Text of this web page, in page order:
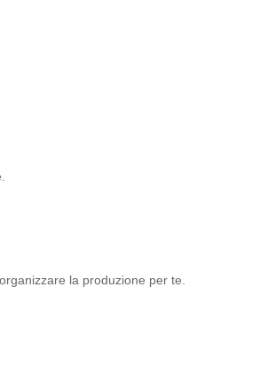
la produzione per te.